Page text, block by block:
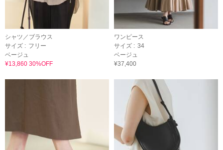
シャツ／ブラウス
サイズ : フリー
ベージュ
¥13,860 30%OFF
ワンピース
サイズ : 34
ベージュ
¥37,400